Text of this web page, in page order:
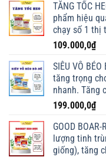
TĂNG TỐC
phẩm hiệu
chạy số 1 thị
109.000,0₫
SIÊU VỖ
tăng trọng
nhanh. Tăng
199.000,0₫
GOOD
lượng tinh
giống), tăng